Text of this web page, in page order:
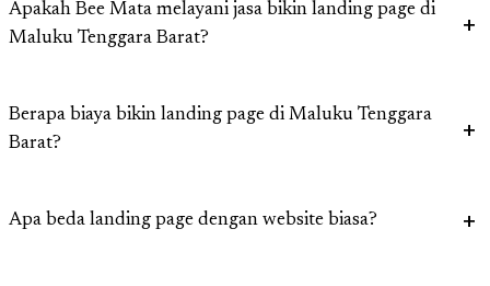
Apakah Bee Mata melayani jasa bikin landing page di
Maluku Tenggara Barat?
Berapa biaya bikin landing page di Maluku Tenggara
Barat?
Apa beda landing page dengan website biasa?